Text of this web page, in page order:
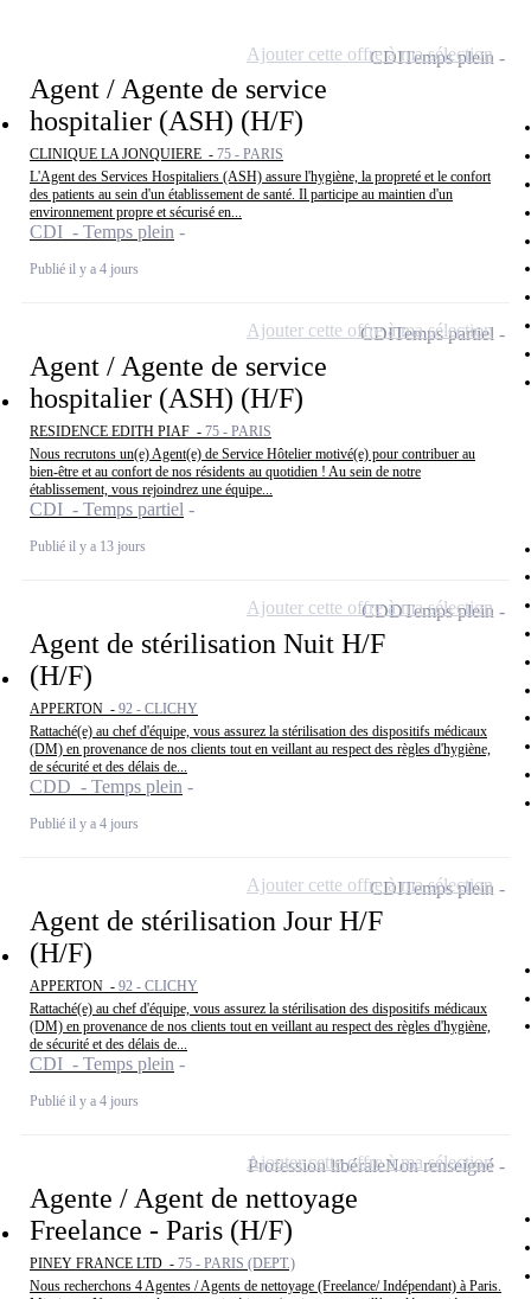
Agent / Agente de service
hospitalier (ASH) (H/F)
CLINIQUE LA JONQUIERE - 75 - PARIS
L'Agent des Services Hospitaliers (ASH) assure l'hygiène, la propreté et le confort
des patients au sein d'un établissement de santé. Il participe au maintien d'un
environnement propre et sécurisé en...
CDI - Temps plein
Publié il y a 4 jours
CDITemps plein
Ajouter cette offre à ma sélection
Agent / Agente de service
hospitalier (ASH) (H/F)
RESIDENCE EDITH PIAF - 75 - PARIS
Nous recrutons un(e) Agent(e) de Service Hôtelier motivé(e) pour contribuer au
bien-être et au confort de nos résidents au quotidien ! Au sein de notre
établissement, vous rejoindrez une équipe...
CDI - Temps partiel
Publié il y a 13 jours
CDITemps partiel
Ajouter cette offre à ma sélection
Agent de stérilisation Nuit H/F
(H/F)
APPERTON - 92 - CLICHY
Rattaché(e) au chef d'équipe, vous assurez la stérilisation des dispositifs médicaux
(DM) en provenance de nos clients tout en veillant au respect des règles d'hygiène,
de sécurité et des délais de...
CDD - Temps plein
Publié il y a 4 jours
CDDTemps plein
Ajouter cette offre à ma sélection
Agent de stérilisation Jour H/F
(H/F)
APPERTON - 92 - CLICHY
Rattaché(e) au chef d'équipe, vous assurez la stérilisation des dispositifs médicaux
(DM) en provenance de nos clients tout en veillant au respect des règles d'hygiène,
de sécurité et des délais de...
CDI - Temps plein
Publié il y a 4 jours
CDITemps plein
Ajouter cette offre à ma sélection
Agente / Agent de nettoyage
Freelance - Paris (H/F)
PINEY FRANCE LTD - 75 - PARIS (DEPT.)
Nous recherchons 4 Agentes / Agents de nettoyage (Freelance/ Indépendant) à Paris.
Profession libéraleNon renseigné
Ajouter cette offre à ma sélection